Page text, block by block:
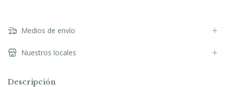
Medios de envío
Nuestros locales
Descripción